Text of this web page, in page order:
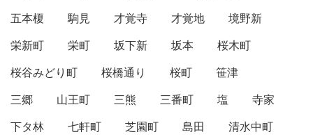
五本榎
駒見 才覚寺 才覚地
境野新
栄新町
栄町 坂下新 坂本
桜木町
桜谷みどり町
桜橋通り 桜町
笹津
三郷
山王町 三熊 三番町 塩
寺家
下タ林
七軒町 芝園町 島田
清水中町